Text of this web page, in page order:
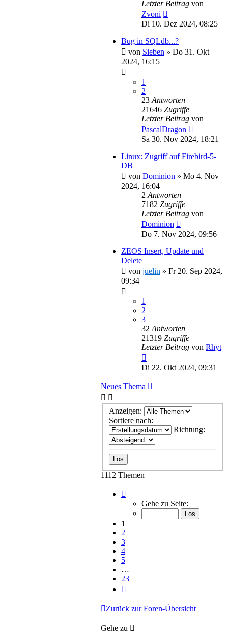
Letzter Beitrag von
Zvoni
Di 10. Dez 2024, 08:25
Bug in SQLdb...?
von Sieben » Do 31. Okt
2024, 16:15
1
2
23 Antworten
21646 Zugriffe
Letzter Beitrag von
PascalDragon
Sa 30. Nov 2024, 18:21
Linux: Zugriff auf Firebird-5-
DB
von Dominion » Mo 4. Nov
2024, 16:04
2 Antworten
7182 Zugriffe
Letzter Beitrag von
Dominion
Do 7. Nov 2024, 09:56
ZEOS Insert, Update und
Delete
von juelin » Fr 20. Sep 2024,
09:34
1
2
3
32 Antworten
21319 Zugriffe
Letzter Beitrag von Rhyt
Di 22. Okt 2024, 09:31
Neues Thema
Anzeigen:
Sortiere nach:
Richtung:
1112 Themen
von
Gehe zu Seite:
1
2
3
4
5
…
23
Zurück zur Foren-Übersicht
Gehe zu